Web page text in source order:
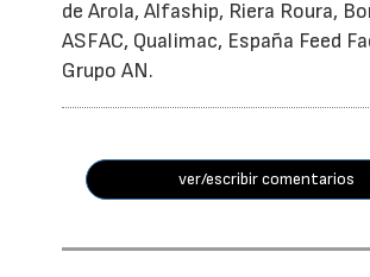
de Arola, Alfaship, Riera Roura,
ASFAC, Qualimac, España Feed
Grupo AN.
ver/escribir comentarios